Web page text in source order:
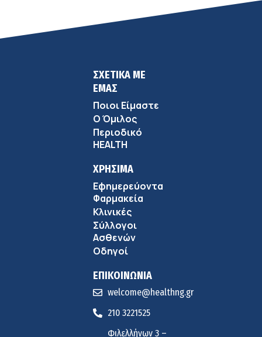
ΣΧΕΤΙΚΑ ΜΕ
ΕΜΑΣ
Ποιοι Είμαστε
Ο Όμιλος
Περιοδικό
HEALTH
ΧΡΗΣΙΜΑ
Εφημερεύοντα
Φαρμακεία
Κλινικές
Σύλλογοι
Ασθενών
Οδηγοί
ΕΠΙΚΟΙΝΩΝΙΑ
welcome@healthng.gr
210 3221525
Φιλελλήνων 3 –